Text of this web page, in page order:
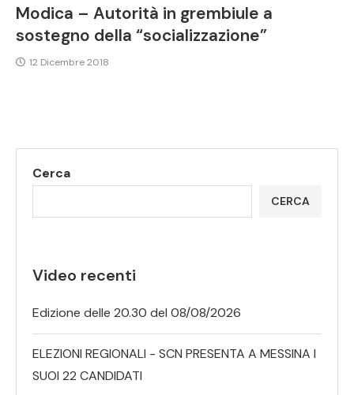
Modica – Autorità in grembiule a
sostegno della “socializzazione”
12 Dicembre 2018
Cerca
CERCA
Video recenti
Edizione delle 20.30 del 08/08/2026
ELEZIONI REGIONALI - SCN PRESENTA A MESSINA I
SUOI 22 CANDIDATI